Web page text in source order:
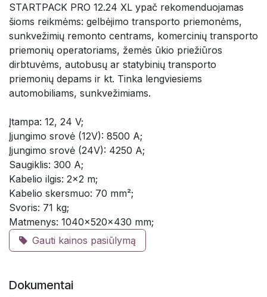
STARTPACK PRO 12.24 XL ypač rekomenduojamas
šioms reikmėms: gelbėjimo transporto priemonėms,
sunkvežimių remonto centrams, komercinių transporto
priemonių operatoriams, žemės ūkio priežiūros
dirbtuvėms, autobusų ar statybinių transporto
priemonių depams ir kt. Tinka lengviesiems
automobiliams, sunkvežimiams.
Įtampa: 12, 24 V;
Įjungimo srovė (12V): 8500 A;
Įjungimo srovė (24V): 4250 A;
Saugiklis: 300 A;
Kabelio ilgis: 2x2 m;
Kabelio skersmuo: 70 mm²;
Svoris: 71 kg;
Matmenys: 1040x520x430 mm;
Gauti kainos pasiūlymą
Dokumentai